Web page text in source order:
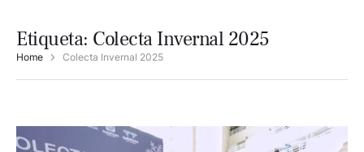
Etiqueta: Colecta Invernal 2025
Home Colecta Invernal 2025